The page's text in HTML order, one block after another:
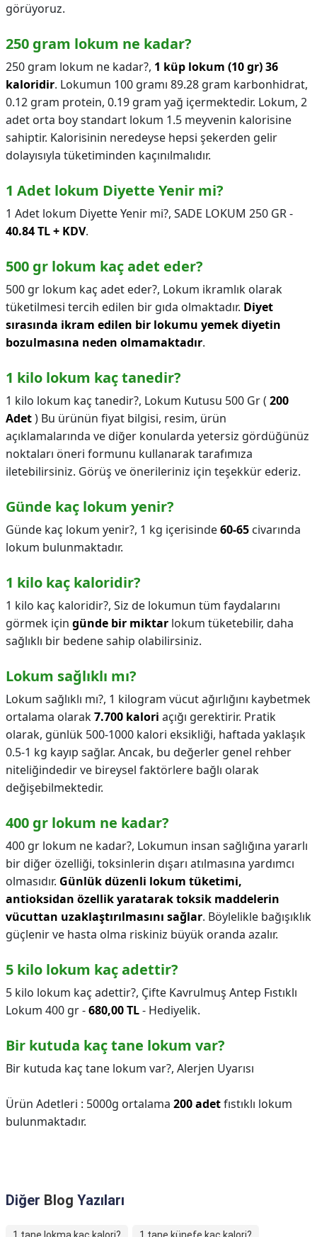
görüyoruz.
250 gram lokum ne kadar?
250 gram lokum ne kadar?, 1 küp lokum (10 gr) 36
kaloridir. Lokumun 100 gramı 89.28 gram karbonhidrat,
0.12 gram protein, 0.19 gram yağ içermektedir. Lokum, 2
adet orta boy standart lokum 1.5 meyvenin kalorisine
sahiptir. Kalorisinin neredeyse hepsi şekerden gelir
dolayısıyla tüketiminden kaçınılmalıdır.
1 Adet lokum Diyette Yenir mi?
1 Adet lokum Diyette Yenir mi?, SADE LOKUM 250 GR -
40.84 TL + KDV.
500 gr lokum kaç adet eder?
500 gr lokum kaç adet eder?, Lokum ikramlık olarak
tüketilmesi tercih edilen bir gıda olmaktadır. Diyet
sırasında ikram edilen bir lokumu yemek diyetin
bozulmasına neden olmamaktadır.
1 kilo lokum kaç tanedir?
1 kilo lokum kaç tanedir?, Lokum Kutusu 500 Gr ( 200
Adet) Bu ürünün fiyat bilgisi, resim, ürün
açıklamalarında ve diğer konularda yetersiz gördüğünüz
noktaları öneri formunu kullanarak tarafımıza
iletebilirsiniz. Görüş ve önerileriniz için teşekkür ederiz.
Günde kaç lokum yenir?
Günde kaç lokum yenir?, 1 kg içerisinde60-65 civarında
lokum bulunmaktadır.
1 kilo kaç kaloridir?
1 kilo kaç kaloridir?, Siz de lokumun tüm faydalarını
görmek için günde bir miktar lokum tüketebilir, daha
sağlıklı bir bedene sahip olabilirsiniz.
Lokum sağlıklı mı?
Lokum sağlıklı mı?, 1 kilogram vücut ağırlığını kaybetmek
ortalama olarak7.700 kalori açığı gerektirir. Pratik
olarak, günlük 500-1000 kalori eksikliği, haftada yaklaşık
0.5-1 kg kayıp sağlar. Ancak, bu değerler genel rehber
niteliğindedir ve bireysel faktörlere bağlı olarak
değişebilmektedir.
400 gr lokum ne kadar?
400 gr lokum ne kadar?, Lokumun insan sağlığına yararlı
bir diğer özelliği, toksinlerin dışarı atılmasına yardımcı
olmasıdır. Günlük düzenli lokum tüketimi,
antioksidan özellik yaratarak toksik maddelerin
vücuttan uzaklaştırılmasını sağlar. Böylelikle bağışıklık
güçlenir ve hasta olma riskiniz büyük oranda azalır.
5 kilo lokum kaç adettir?
5 kilo lokum kaç adettir?, Çifte Kavrulmuş Antep Fıstıklı
Lokum 400 gr -680,00 TL- Hediyelik.
Bir kutuda kaç tane lokum var?
Bir kutuda kaç tane lokum var?, Alerjen Uyarısı
Ürün Adetleri : 5000g ortalama 200 adetfıstıklı lokum
bulunmaktadır.
Diğer Blog Yazıları